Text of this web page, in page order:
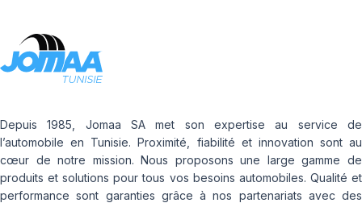
Depuis 1985, Jomaa SA met son expertise au service de
l’automobile en Tunisie. Proximité, fiabilité et innovation sont au
cœur de notre mission. Nous proposons une large gamme de
produits et solutions pour tous vos besoins automobiles. Qualité et
performance sont garanties grâce à nos partenariats avec des